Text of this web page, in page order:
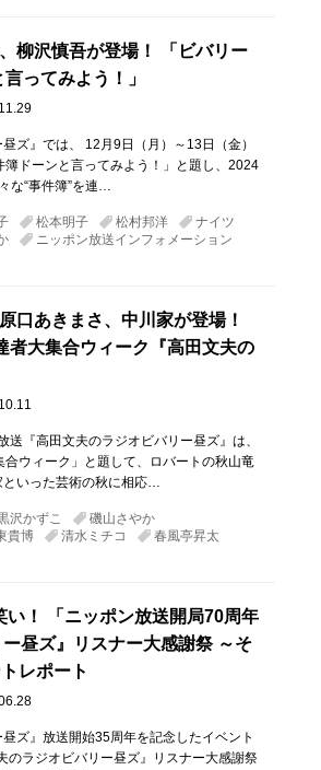
柳沢慎吾が登場！ 「ビバリー
ってみよう！」
ズ』では、 12月9日（月）～13日（金）
ドーンと言ってみよう！」と題し、2024
な“事件簿”を連…
松本明子 松村邦洋
ナイツ
ニッポン放送インフォメーション
口あきまさ、中川家が登場！
者大集合ウィーク​『高田文夫の
『高田文夫のラジオビバリー昼ズ』は、
ウィーク」と題して、ロバートの秋山竜
といった芸術の秋に相応…
沢かずこ
磯山さやか
貴博 清水ミチコ
春風亭昇太
！ 「ニッポン放送開局70周年
昼ズ』リスナー大感謝祭 ～そ
レポート
ズ』放送開始35周年を記念したイベント
のラジオビバリー昼ズ』リスナー大感謝祭